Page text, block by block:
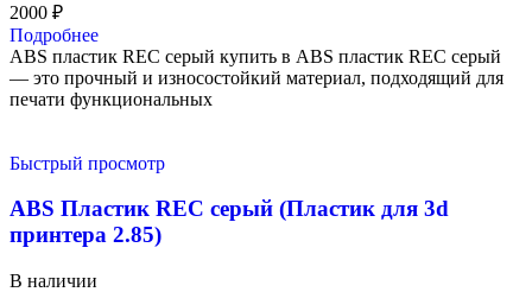
2000 ₽
Подробнее
ABS пластик REC серый купить в ABS пластик REC серый
— это прочный и износостойкий материал, подходящий для
печати функциональных
Быстрый просмотр
ABS Пластик REC серый (Пластик для 3d
принтера 2.85)
В наличии